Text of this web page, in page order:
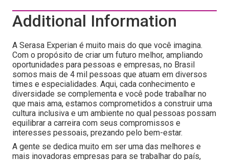
Additional Information
A Serasa Experian é muito mais do que você imagina.
Com o propósito de criar um futuro melhor, ampliando
oportunidades para pessoas e empresas, no Brasil
somos mais de 4 mil pessoas que atuam em diversos
times e especialidades. Aqui, cada conhecimento e
diversidade se complementa e você pode trabalhar no
que mais ama, estamos comprometidos a construir uma
cultura inclusiva e um ambiente no qual pessoas possam
equilibrar a carreira com seus compromissos e
interesses pessoais, prezando pelo bem-estar.
A gente se dedica muito em ser uma das melhores e
mais inovadoras empresas para se trabalhar do país,